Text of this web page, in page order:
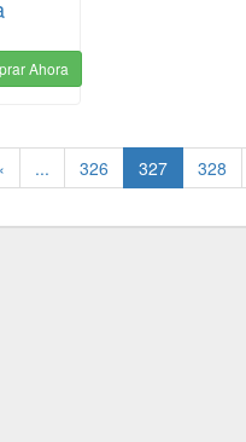
Ahora
... 326 327(current)
328